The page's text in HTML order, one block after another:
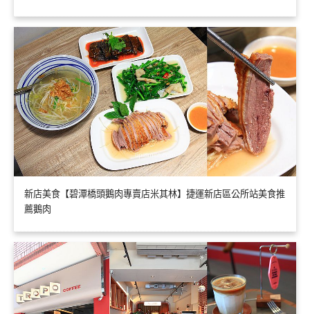
新店美食【碧潭橋頭鵝肉專賣店米其林】捷運新店區公所站美食推
薦鵝肉